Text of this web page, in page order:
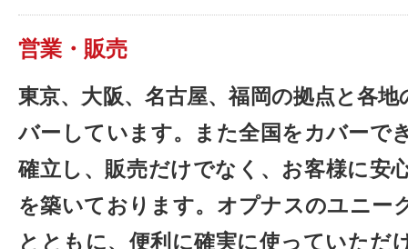
営業・販売
東京、大阪、名古屋、福岡の拠点と各
バーしています。また全国をカバーで
確立し、販売だけでなく、お客様に安
を築いております。オプナスのユニー
とともに、便利に確実に使っていただ